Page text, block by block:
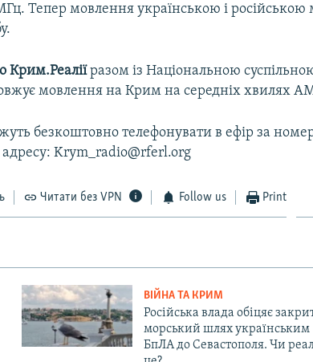
Тепер мовлення українською і російською
Крим.Реаліїразом із Національною
мовлення на Крим на середніх хвилях АМ
безкоштовно телефонувати в ефір за
адресу: Krym_radio@rferl.org
Читати без VPN Follow us Print
ВІЙНА ТА КРИМ
Російська влада обіцяє
морський шлях українським
БпЛА до Севастополя. Чи